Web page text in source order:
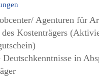
Agenturen für
des Kostenträgers
Deutschkenntnisse in